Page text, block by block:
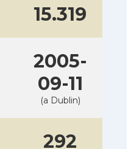
15.319
2005-
09-11
(a Dublin)
292